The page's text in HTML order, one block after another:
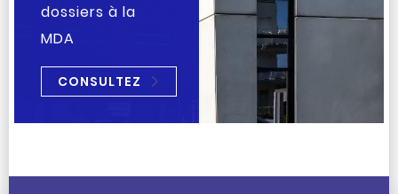
dossiers à la
MDA
CONSULTEZ